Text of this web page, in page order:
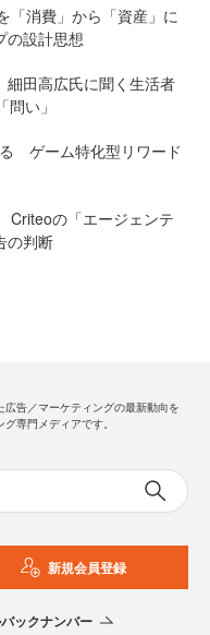
「消費」から「資産」に
の設計思想
細田高広氏に聞く生活者
い」
ゲーム特化型リワード
の「エージェンテ
の判断
広告／マーケティングの最新動向を
専門メディアです。
新規会員登録
ックナンバー